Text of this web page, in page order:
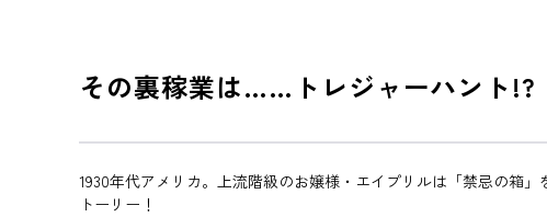
その裏稼業は……トレジャーハント!?
1930年代アメリカ。上流階級のお嬢様・エイプリルは「禁忌の箱
トーリー！